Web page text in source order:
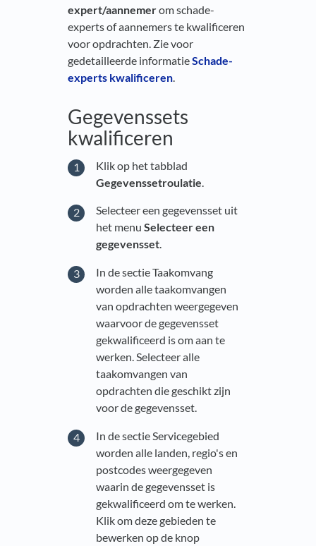
expert/aannemerom schade-
experts of aannemers te kwalificeren
voor opdrachten. Zie voor
gedetailleerde informatieSchade-
experts kwalificeren.
Gegevenssets
kwalificeren
Klik op het tabblad
Gegevenssetroulatie
Selecteer een gegevensset uit
het menu Selecteer een
gegevensset.
In de sectie Taakomvang
worden alle taakomvangen
van opdrachten weergegeven
waarvoor de gegevensset
gekwalificeerd is om aan te
werken. Selecteer alle
taakomvangen van
opdrachten die geschikt zijn
voor de gegevensset.
In de sectie Servicegebied
worden alle landen, regio's en
postcodes weergegeven
waarin de gegevensset is
gekwalificeerd om te werken.
Klik om deze gebieden te
bewerken op de knop